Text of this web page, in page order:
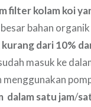
filter kolam koi
bahan
dari 10%
masuk ke
dalam satu jam/